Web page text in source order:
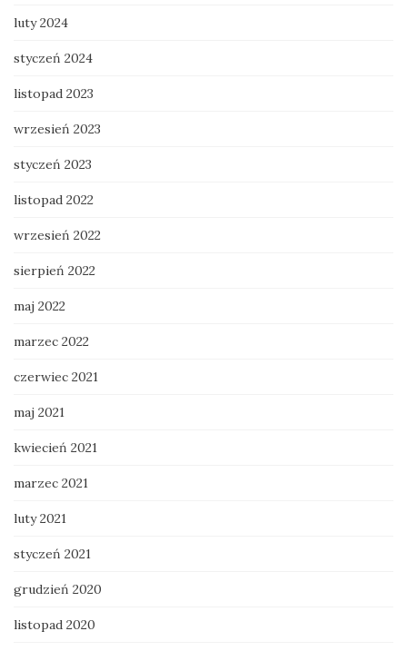
luty 2024
styczeń 2024
listopad 2023
wrzesień 2023
styczeń 2023
listopad 2022
wrzesień 2022
sierpień 2022
maj 2022
marzec 2022
czerwiec 2021
maj 2021
kwiecień 2021
marzec 2021
luty 2021
styczeń 2021
grudzień 2020
listopad 2020